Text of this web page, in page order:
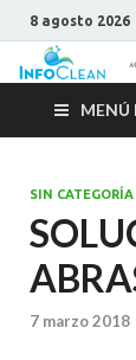
8 agosto 2026
MENÚ
SIN CATEGORÍA
7 marzo 2018